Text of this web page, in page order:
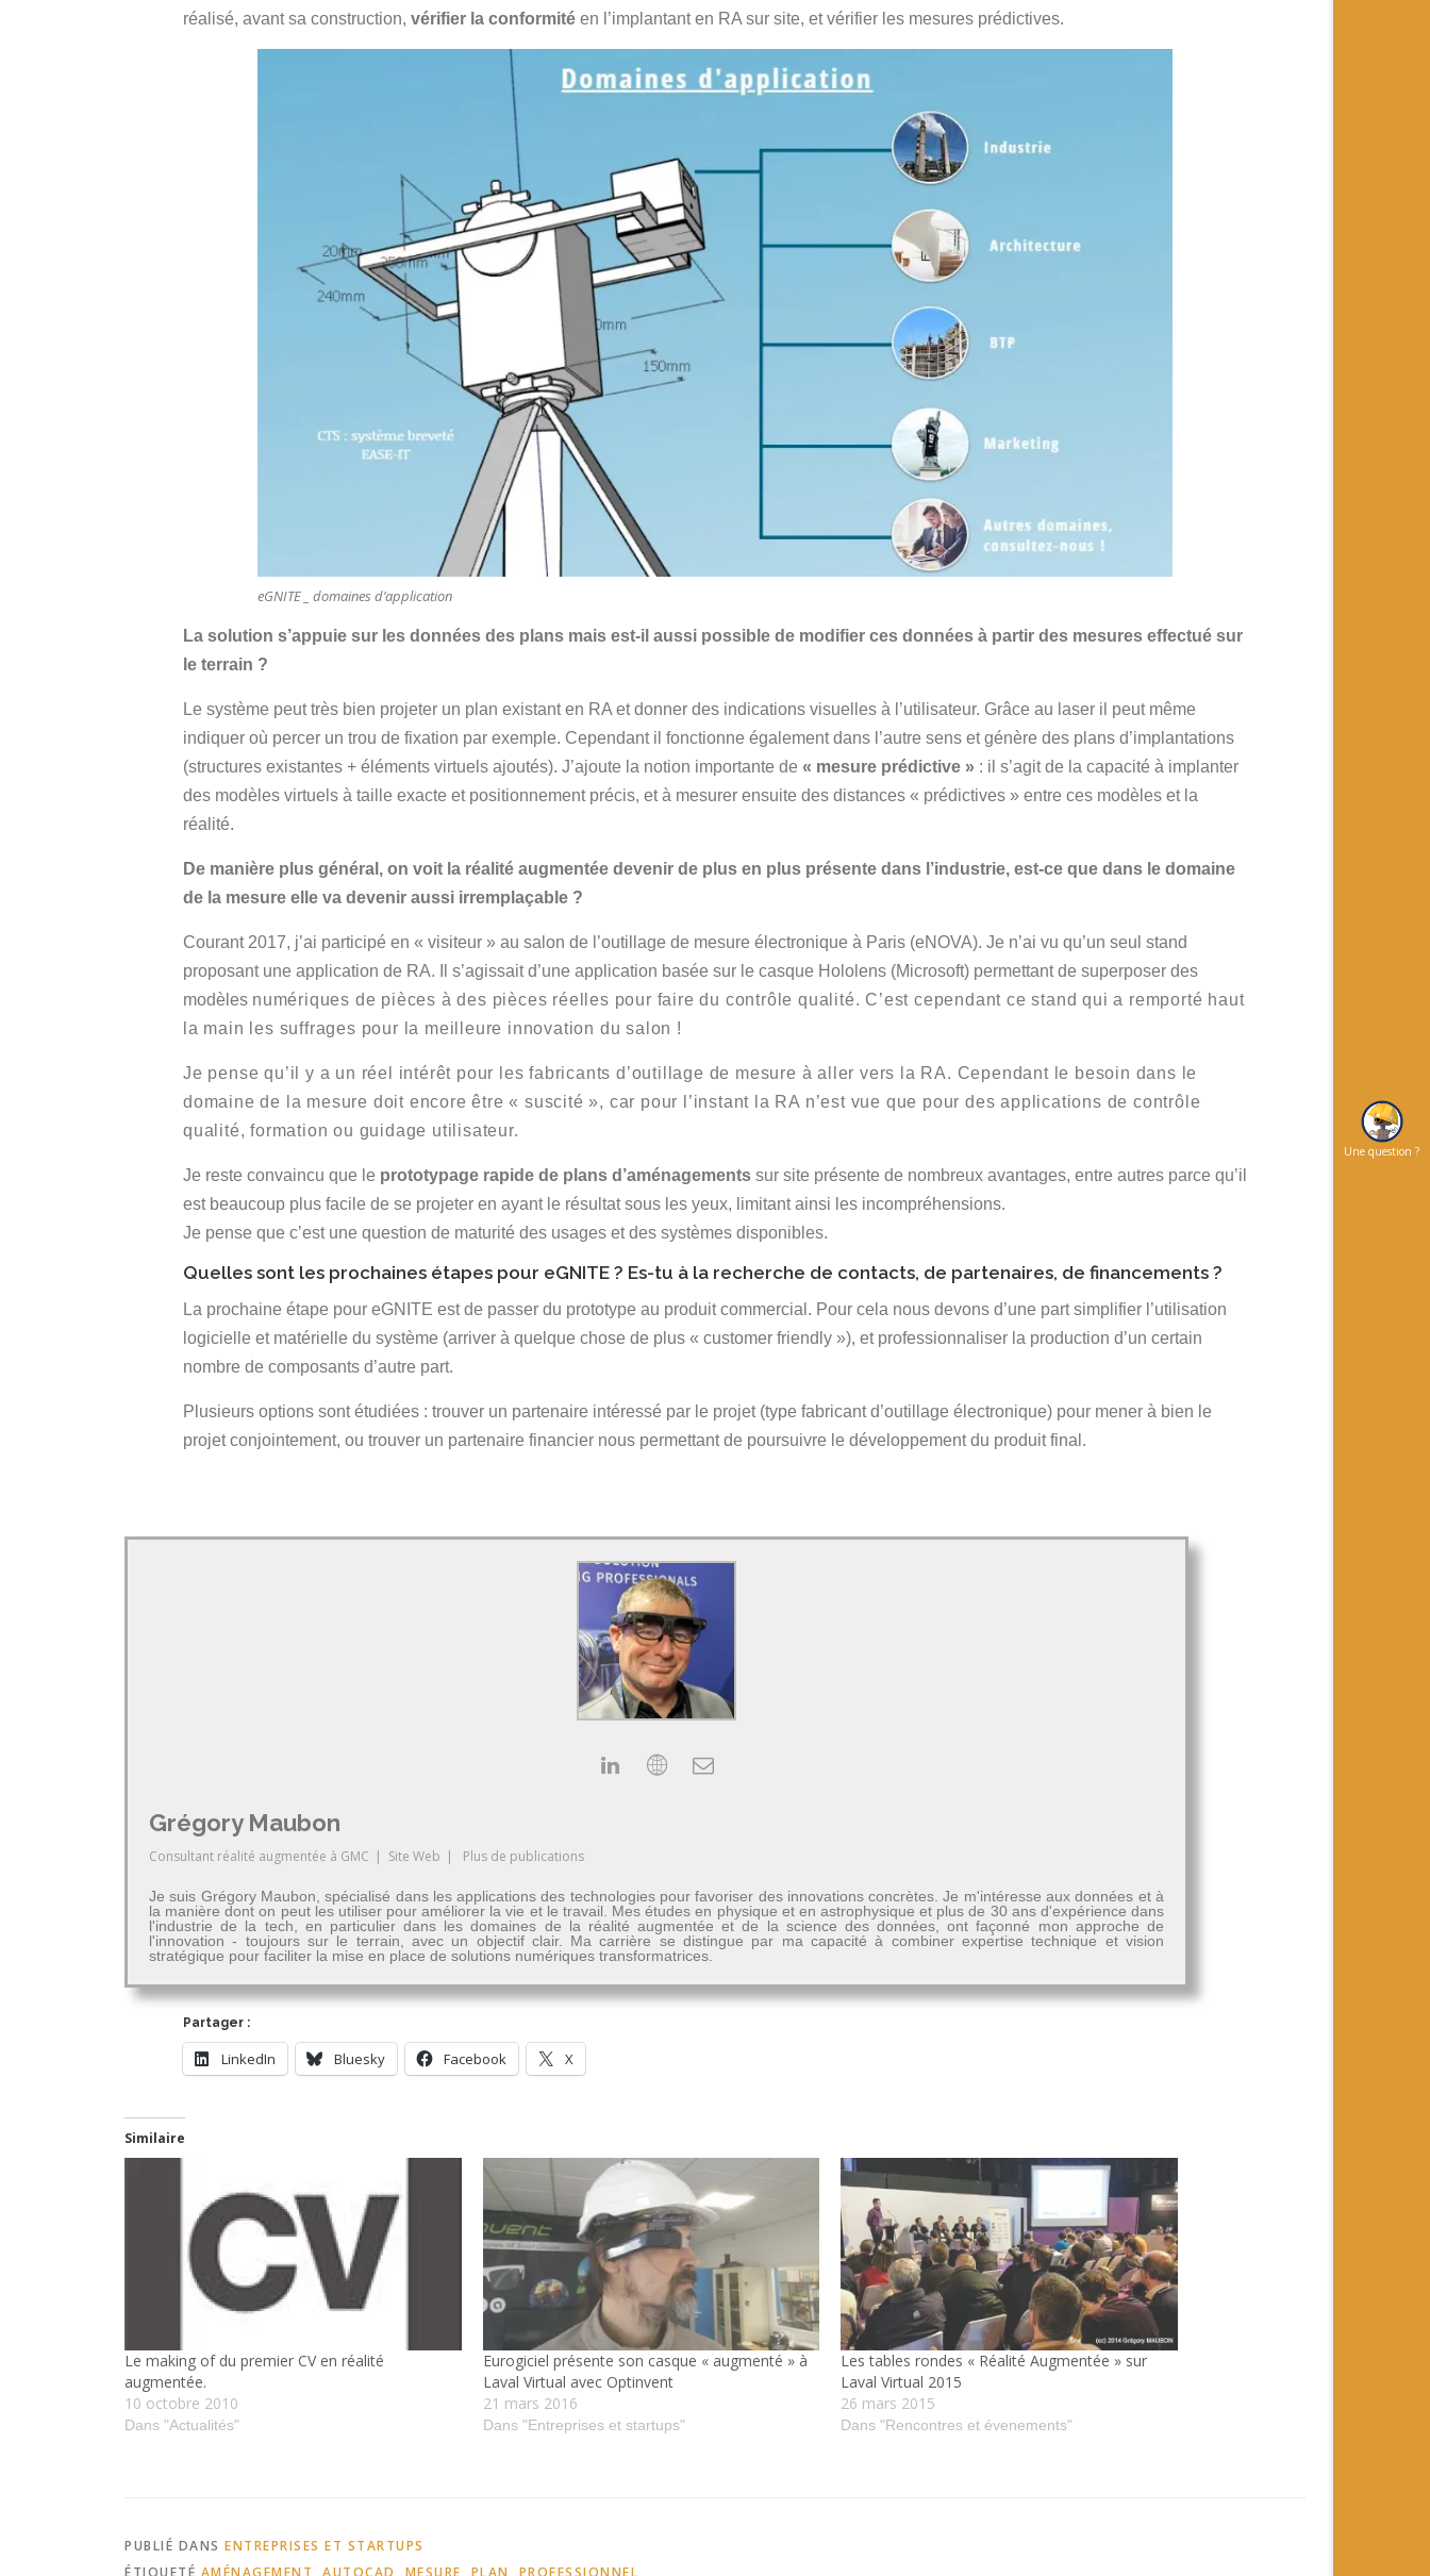
réalisé, avant sa construction, vérifier la conformité en l’implantant en RA sur site, et vérifier les mesures prédictives.
eGNITE _ domaines d’application
La solution s’appuie sur les données des plans mais est-il aussi possible de modifier ces données à partir des mesures effectué sur
le terrain ?
Le système peut très bien projeter un plan existant en RA et donner des indications visuelles à l’utilisateur. Grâce au laser il peut même
indiquer où percer un trou de fixation par exemple. Cependant il fonctionne également dans l’autre sens et génère des plans d’implantations
(structures existantes + éléments virtuels ajoutés). J’ajoute la notion importante de « mesure prédictive » : il s’agit de la capacité à implanter
des modèles virtuels à taille exacte et positionnement précis, et à mesurer ensuite des distances « prédictives » entre ces modèles et la
réalité.
De manière plus général, on voit la réalité augmentée devenir de plus en plus présente dans l’industrie, est-ce que dans le domaine
de la mesure elle va devenir aussi irremplaçable ?
Courant 2017, j’ai participé en « visiteur » au salon de l’outillage de mesure électronique à Paris (eNOVA). Je n’ai vu qu’un seul stand
proposant une application de RA. Il s’agissait d’une application basée sur le casque Hololens (Microsoft) permettant de superposer des
modèles numériques de pièces à des pièces réelles pour faire du contrôle qualité. C’est cependant ce stand qui a remporté haut
la main les suffrages pour la meilleure innovation du salon !
Je pense qu’il y a un réel intérêt pour les fabricants d’outillage de mesure à aller vers la RA. Cependant le besoin dans le
domaine de la mesure doit encore être « suscité », car pour l’instant la RA n’est vue que pour des applications de contrôle
qualité, formation ou guidage utilisateur.
Je reste convaincu que le prototypage rapide de plans d’aménagements sur site présente de nombreux avantages, entre autres parce qu’il
est beaucoup plus facile de se projeter en ayant le résultat sous les yeux, limitant ainsi les incompréhensions.
Je pense que c’est une question de maturité des usages et des systèmes disponibles.
Quelles sont les prochaines étapes pour eGNITE ? Es-tu à la recherche de contacts, de partenaires, de financements ?
La prochaine étape pour eGNITE est de passer du prototype au produit commercial. Pour cela nous devons d’une part simplifier l’utilisation
logicielle et matérielle du système (arriver à quelque chose de plus « customer friendly »), et professionnaliser la production d’un certain
nombre de composants d’autre part.
Plusieurs options sont étudiées : trouver un partenaire intéressé par le projet (type fabricant d’outillage électronique) pour mener à bien le
projet conjointement, ou trouver un partenaire financier nous permettant de poursuivre le développement du produit final.
Grégory Maubon
Consultant réalité augmentée à GMC | Site Web | Plus de publications
Je suis Grégory Maubon, spécialisé dans les applications des technologies pour favoriser des innovations concrètes. Je m'intéresse aux données et à
la manière dont on peut les utiliser pour améliorer la vie et le travail. Mes études en physique et en astrophysique et plus de 30 ans d'expérience dans
l'industrie de la tech, en particulier dans les domaines de la réalité augmentée et de la science des données, ont façonné mon approche de
l'innovation - toujours sur le terrain, avec un objectif clair. Ma carrière se distingue par ma capacité à combiner expertise technique et vision
stratégique pour faciliter la mise en place de solutions numériques transformatrices.
Partager :
LinkedIn Bluesky Facebook X
Similaire
Le making of du premier CV en réalité
augmentée.
10 octobre 2010
Dans "Actualités"
Eurogiciel présente son casque « augmenté » à
Laval Virtual avec Optinvent
21 mars 2016
Dans "Entreprises et startups"
Les tables rondes « Réalité Augmentée » sur
Laval Virtual 2015
26 mars 2015
Dans "Rencontres et évenements"
PUBLIÉ DANS ENTREPRISES ET STARTUPS
Une question ?